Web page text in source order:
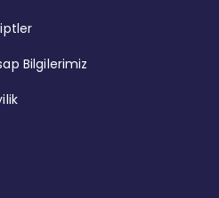
Bilgilerimiz